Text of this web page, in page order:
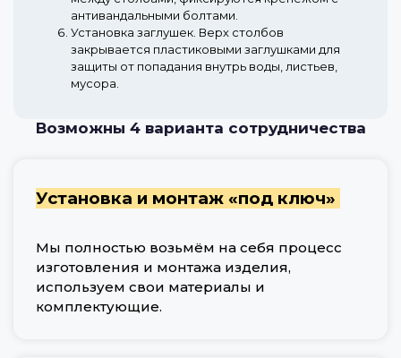
антивандальными болтами.
Установка заглушек. Верх столбов
закрывается пластиковыми заглушками для
защиты от попадания внутрь воды, листьев,
мусора.
Возможны 4 варианта сотрудничества
Установка и монтаж «под ключ»
Мы полностью возьмём на себя процесс
изготовления и монтажа изделия,
используем свои материалы и
комплектующие.